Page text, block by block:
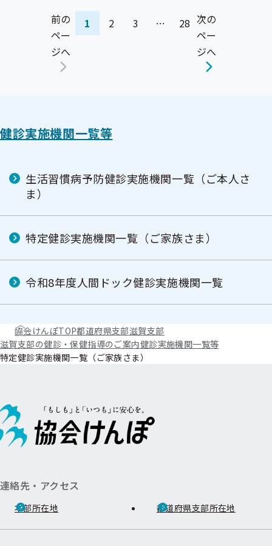
前の
ペー
ジへ
1 2 3 … 28 次の
ペー
ジへ
健診実施機関一覧等
生活習慣病予防健診実施機関一覧（ご本人さ
ま）
特定健診実施機関一覧（ご家族さま）
令和8年度人間ドック健診実施機関一覧
協会けんぽTOP都道府県支部滋賀支部
滋賀支部の健診・保健指導のご案内健診実施機関一覧等
特定健診実施機関一覧（ご家族さま）
連絡先・アクセス
本部所在地 都道府県支部所在地